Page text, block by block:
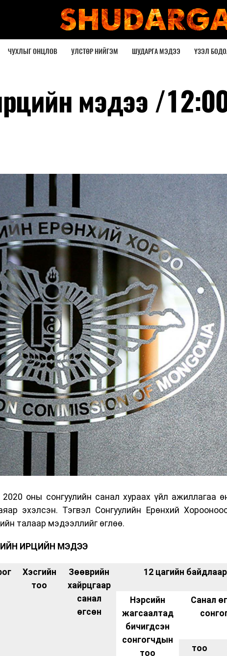
ЧУХЛЫГ ОНЦЛОВ УЛСТӨР НИЙГЭМ ШУДАРГА МЭДЭЭ ҮЗЭЛ
мэдээ /
оны сонгуулийн санал хураах үйл ажиллагаа
эхэлсэн. Тэгвэл Сонгуулийн Ерөнхий
талаар мэдээллийг өглөө.
ИРЦИЙН МЭДЭЭ
Хэсгийн
тоо
Зөөврийн
хайрцгаар
санал
өгсөн
12 цагийн байдлаар
Нэрсийн
жагсаалтад
бичигдсэн
сонгогчдын
тоо
Санал
тоо